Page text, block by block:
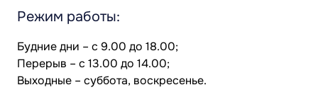
Режим работы:
Будние дни – с 9.00 до 18.00;
Перерыв – с 13.00 до 14.00;
Выходные – суббота, воскресенье.